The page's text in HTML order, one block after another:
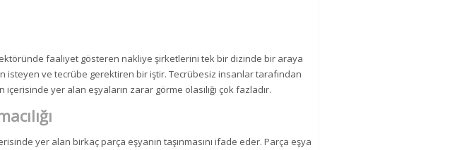
sektöründe faaliyet gösteren nakliye şirketlerini tek bir dizinde bir araya
isteyen ve tecrübe gerektiren bir iştir. Tecrübesiz insanlar tarafından
içerisinde yer alan eşyaların zarar görme olasılığı çok fazladır.
yer alan birkaç parça eşyanın taşınmasını ifade eder. Parça eşya